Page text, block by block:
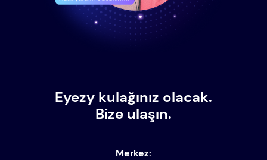
Eyezy kulağınız olacak.
Bize ulaşın.
Merkez: